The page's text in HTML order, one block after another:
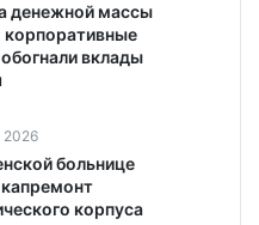
денежной массы
корпоративные
вклады
2026
больнице
корпуса